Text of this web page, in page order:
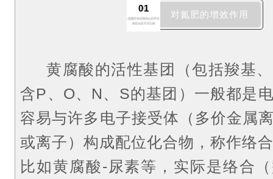
01
对氮肥的增效作用
黄腐酸的活性基团（包括羧基、
含P、O、N、S的基团）一般都是
容易与许多电子接受体（多价金属
或离子）构成配位化合物，称作络
比如黄腐酸-尿素等，实际是络合